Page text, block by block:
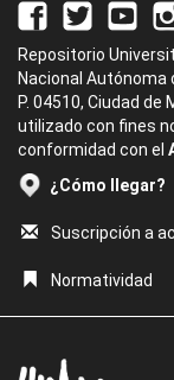
Repositorio
Nacional Autónoma
P. 04510, Ciudad
utilizado con fines
conformidad con el
¿Cómo llegar?
Suscripción a
Normatividad